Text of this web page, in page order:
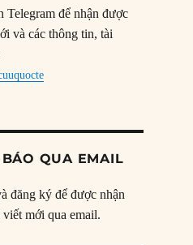
để nhận được
và các thông tin, tài
QUA EMAIL
đăng ký để được nhận
mới qua email.